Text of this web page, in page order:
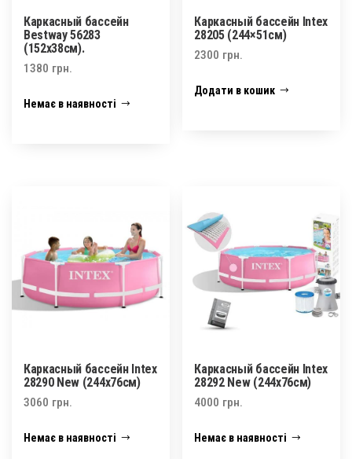
Каркасный бассейн
Bestway 56283
(152х38см).
1380 грн.
Немає в наявності
Каркасный бассейн Intex
28205 (244×51см)
2300 грн.
Додати в кошик
Каркасный бассейн Intex
28290 New (244х76см)
3060 грн.
Немає в наявності
Каркасный бассейн Intex
28292 New (244х76см)
4000 грн.
Немає в наявності